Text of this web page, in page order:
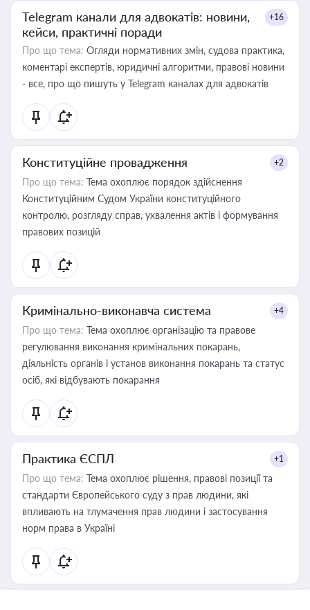
Telegram канали для адвокатів: новини,
кейси, практичні поради
+16
Про що тема: Огляди нормативних змін, судова практика,
коментарі експертів, юридичні алгоритми, правові новини
- все, про що пишуть у Telegram каналах для адвокатів
Конституційне провадження +2
Про що тема: Тема охоплює порядок здійснення
Конституційним Судом України конституційного
контролю, розгляду справ, ухвалення актів і формування
правових позицій
Кримінально-виконавча система +4
Про що тема: Тема охоплює організацію та правове
регулювання виконання кримінальних покарань,
діяльність органів і установ виконання покарань та статус
осіб, які відбувають покарання
Практика ЄСПЛ +1
Про що тема: Тема охоплює рішення, правові позиції та
стандарти Європейського суду з прав людини, які
впливають на тлумачення прав людини і застосування
норм права в Україні